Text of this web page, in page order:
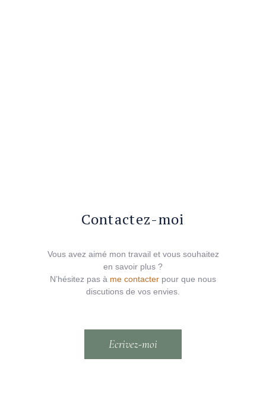
Contactez-moi
Vous avez aimé mon travail et vous souhaitez
en savoir plus ?
N’hésitez pas à me contacter pour que nous
discutions de vos envies.
Ecrivez-moi